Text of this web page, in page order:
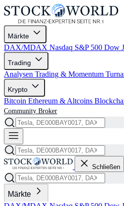
Märkte
DAX/MDAX Nasdaq S&P 500 Dow
Trading
Analysen Trading & Momentum
Krypto
Bitcoin Ethereum & Altcoins
Community Broker
Schließen
Märkte